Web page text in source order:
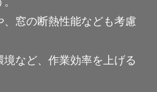
窓の断熱性能なども考慮
境など、作業効率を上げる